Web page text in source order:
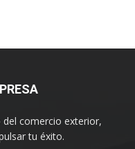
comercio exterior,
tu éxito.